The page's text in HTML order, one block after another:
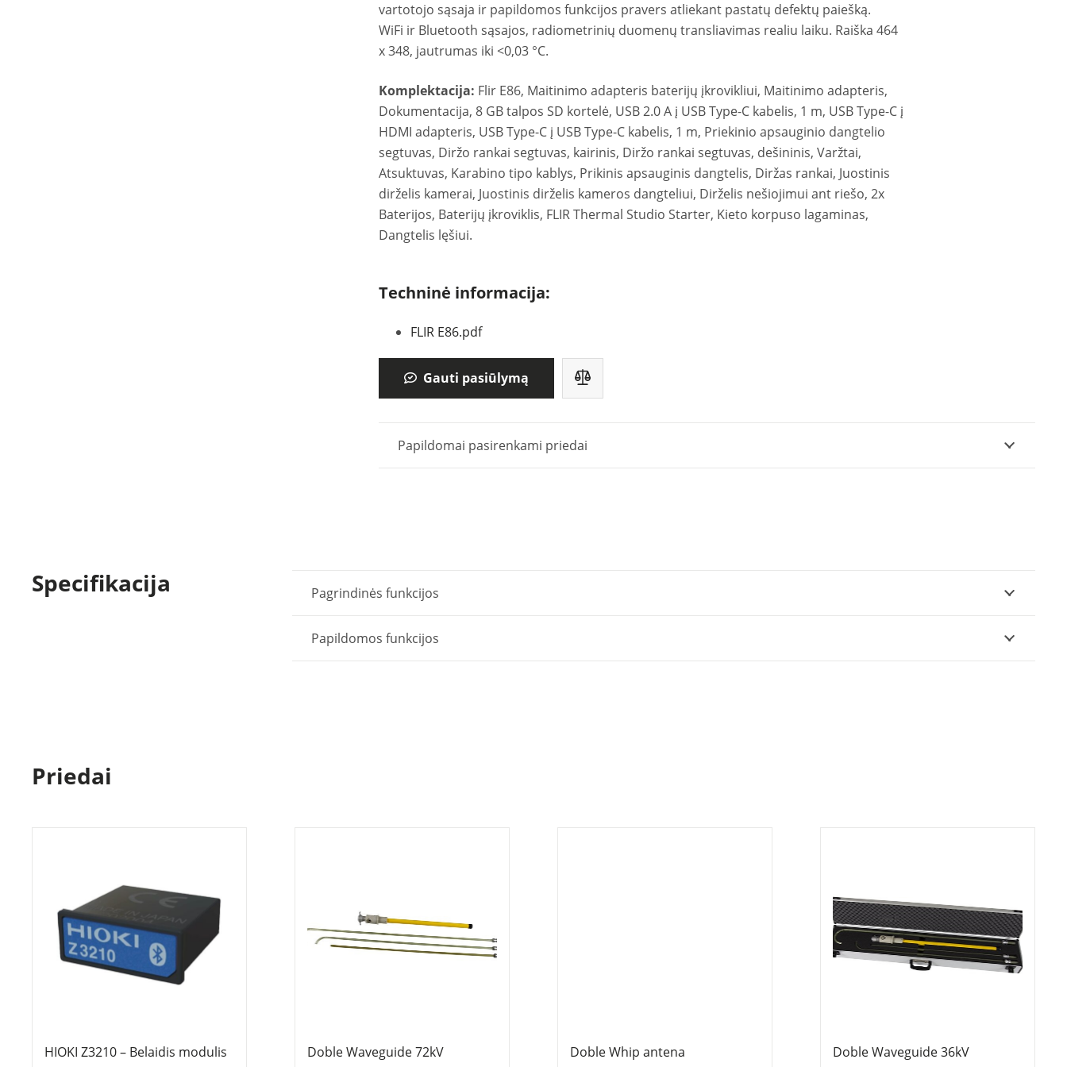
vartotojo sąsaja ir papildomos funkcijos pravers atliekant pastatų defektų paiešką.
WiFi ir Bluetooth sąsajos, radiometrinių duomenų transliavimas realiu laiku. Raiška 464
x 348, jautrumas iki <0,03 °C.
Komplektacija: Flir E86, Maitinimo adapteris baterijų įkrovikliui, Maitinimo adapteris,
Dokumentacija, 8 GB talpos SD kortelė, USB 2.0 A į USB Type-C kabelis,‎ 1 m, USB Type-C į
HDMI adapteris, USB Type-C į USB Type-C kabelis,‎ 1 m, Priekinio apsauginio dangtelio
segtuvas, Diržo rankai segtuvas, kairinis, Diržo rankai segtuvas, dešininis, Varžtai,
Atsuktuvas, Karabino tipo kablys, Prikinis apsauginis dangtelis, Diržas rankai, Juostinis
dirželis kamerai, Juostinis dirželis kameros dangteliui, Dirželis nešiojimui ant riešo, 2x
Baterijos, Baterijų įkroviklis, FLIR Thermal Studio Starter, Kieto korpuso lagaminas,
Dangtelis lęšiui.
Techninė informacija:
FLIR E86.pdf
Gauti pasiūlymą
Papildomai pasirenkami priedai
Specifikacija Pagrindinės funkcijos
Papildomos funkcijos
Priedai
HIOKI Z3210 – Belaidis modulis Doble Waveguide 72kV Doble Whip antena Doble Waveguide 36kV